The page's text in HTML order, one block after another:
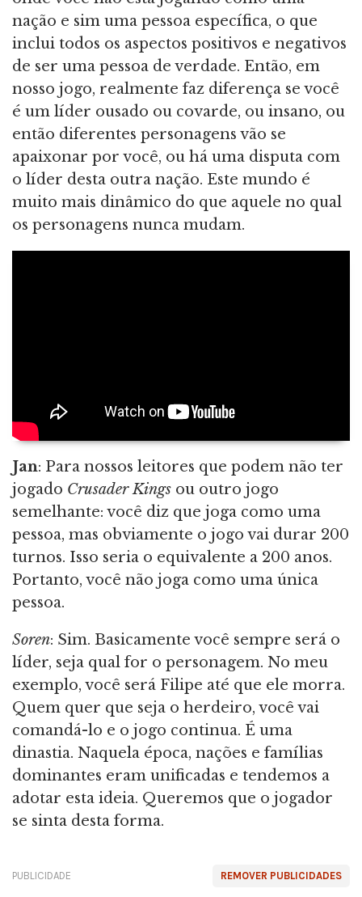
nação e sim uma pessoa específica, o que
inclui todos os aspectos positivos e negativos
de ser uma pessoa de verdade. Então, em
nosso jogo, realmente faz diferença se você
é um líder ousado ou covarde, ou insano, ou
então diferentes personagens vão se
apaixonar por você, ou há uma disputa com
o líder desta outra nação. Este mundo é
muito mais dinâmico do que aquele no qual
os personagens nunca mudam.
Jan: Para nossos leitores que podem não ter
jogado Crusader Kings ou outro jogo
semelhante: você diz que joga como uma
pessoa, mas obviamente o jogo vai durar 200
turnos. Isso seria o equivalente a 200 anos.
Portanto, você não joga como uma única
pessoa.
Soren: Sim. Basicamente você sempre será o
líder, seja qual for o personagem. No meu
exemplo, você será Filipe até que ele morra.
Quem quer que seja o herdeiro, você vai
comandá-lo e o jogo continua. É uma
dinastia. Naquela época, nações e famílias
dominantes eram unificadas e tendemos a
adotar esta ideia. Queremos que o jogador
se sinta desta forma.
REMOVER PUBLICIDADES
PUBLICIDADE